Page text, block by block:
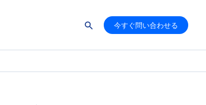
検
今すぐ問い合わせる